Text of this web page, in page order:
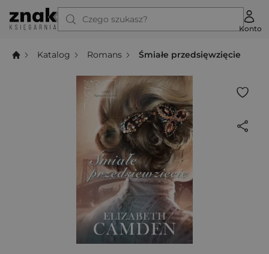
Czego szukasz?
Konto
Katalog Romans Śmiałe przedsięwzięcie